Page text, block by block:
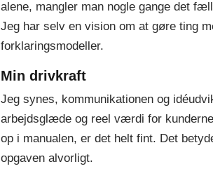
alene, mangler man nogle gange det
Jeg har selv en vision om at gøre ting
forklaringsmodeller.
Min drivkraft
Jeg synes, kommunikationen og
arbejdsglæde og reel værdi for
op i manualen, er det helt fint. Det
opgaven alvorligt.